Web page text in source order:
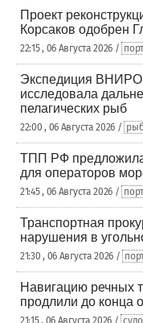
Проект
Корсаков одобрен
22:15 , 06 Августа 2026 /
Экспедиция
исследовала
пелагических рыб
22:00 , 06 Августа 2026 /
ТПП РФ предложила
для операторов
21:45 , 06 Августа 2026 /
Транспортная
нарушения в
21:30 , 06 Августа 2026 /
Навигацию речных
продлили до конца
21:15 , 06 Августа 2026 /